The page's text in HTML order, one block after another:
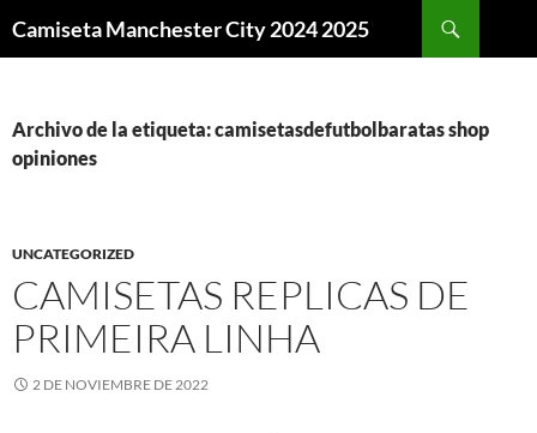
Camiseta Manchester City 2024 2025
Archivo de la etiqueta: camisetasdefutbolbaratas shop
opiniones
UNCATEGORIZED
CAMISETAS REPLICAS DE
PRIMEIRA LINHA
2 DE NOVIEMBRE DE 2022